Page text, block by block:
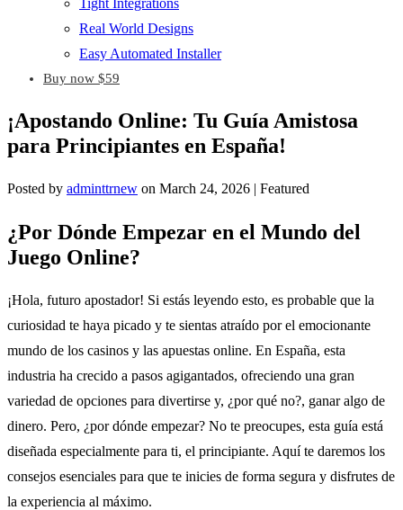
Tight Integrations
Real World Designs
Easy Automated Installer
Buy now $59
¡Apostando Online: Tu Guía Amistosa
para Principiantes en España!
Posted by adminttrnew on March 24, 2026 | Featured
¿Por Dónde Empezar en el Mundo del
Juego Online?
¡Hola, futuro apostador! Si estás leyendo esto, es probable que la
curiosidad te haya picado y te sientas atraído por el emocionante
mundo de los casinos y las apuestas online. En España, esta
industria ha crecido a pasos agigantados, ofreciendo una gran
variedad de opciones para divertirse y, ¿por qué no?, ganar algo de
dinero. Pero, ¿por dónde empezar? No te preocupes, esta guía está
diseñada especialmente para ti, el principiante. Aquí te daremos los
consejos esenciales para que te inicies de forma segura y disfrutes de
la experiencia al máximo.